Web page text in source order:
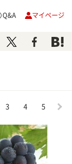
Q&A マイページ
3 4 5